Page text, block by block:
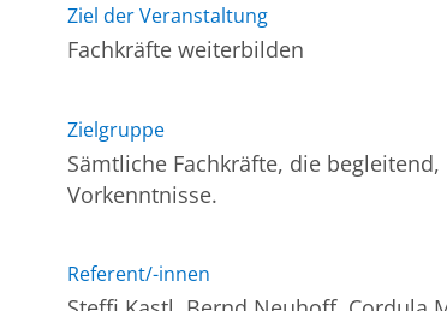
Ziel der Veranstaltung
Fachkräfte weiterbilden
Zielgruppe
Sämtliche Fachkräfte, die
Vorkenntnisse.
Referent/-innen